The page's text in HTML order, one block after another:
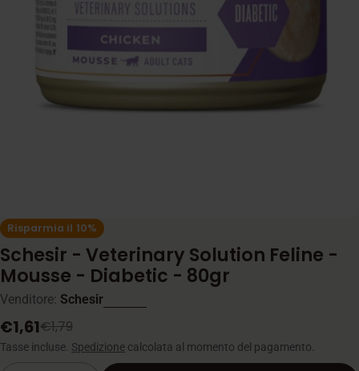
supporto 0 in modalità modale
Risparmia il 10%
Schesir - Veterinary Solution Feline -
Mousse - Diabetic - 80gr
Venditore: Schesir
Prezzo
di
€1,61
Prezzo
normale
€1,79
Tasse incluse. Spedizione calcolata al momento del pagamento.